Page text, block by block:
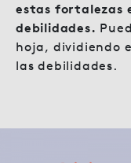
estas
debilidades.
hoja, dividiendo
las debilidades.